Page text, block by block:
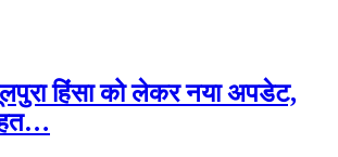
हिंसा को लेकर नया अपडेट,